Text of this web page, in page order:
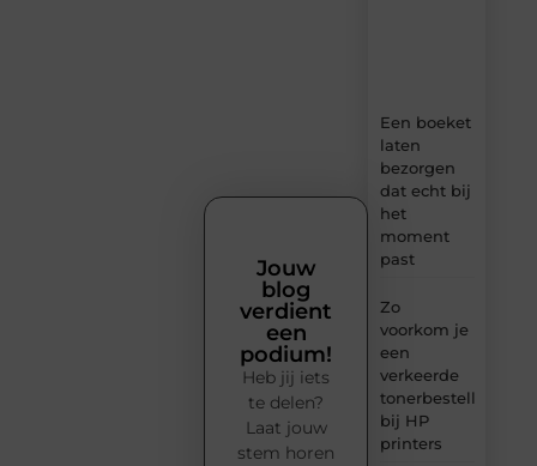
Een boeket
laten
bezorgen
dat echt bij
het
moment
past
Zo
voorkom je
een
verkeerde
tonerbestelling
bij HP
printers
Jouw
blog
verdient
een
podium!
Heb jij iets
te delen?
Laat jouw
stem horen